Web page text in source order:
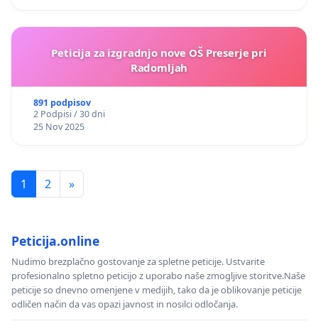
Peticija za izgradnjo nove OŠ Preserje pri
Radomljah
891 podpisov
2 Podpisi / 30 dni
25 Nov 2025
1 2 »
Peticija.online
Nudimo brezplačno gostovanje za spletne peticije. Ustvarite
profesionalno spletno peticijo z uporabo naše zmogljive storitve.Naše
peticije so dnevno omenjene v medijih, tako da je oblikovanje peticije
odličen način da vas opazi javnost in nosilci odločanja.